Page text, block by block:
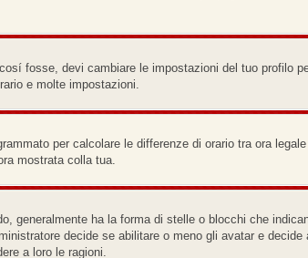
fosse, devi cambiare le impostazioni del tuo profilo
e molte impostazioni.
per calcolare le differenze di orario tra ora
mostrata colla tua.
generalmente ha la forma di stelle o blocchi che
decide se abilitare o meno gli avatar e
a loro le ragioni.